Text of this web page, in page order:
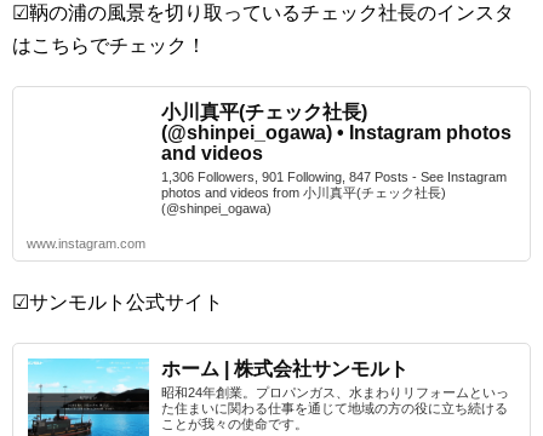
☑鞆の浦の風景を切り取っているチェック社長のインスタ
はこちらでチェック！
小川真平(チェック社長)
(@shinpei_ogawa) • Instagram photos
and videos
1,306 Followers, 901 Following, 847 Posts - See Instagram
photos and videos from 小川真平(チェック社長)
(@shinpei_ogawa)
www.instagram.com
☑サンモルト公式サイト
ホーム | 株式会社サンモルト
昭和24年創業。プロパンガス、水まわりリフォームといっ
た住まいに関わる仕事を通じて地域の方の役に立ち続ける
ことが我々の使命です。